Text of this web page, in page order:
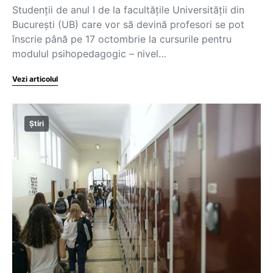
Studenții de anul I de la facultățile Universității din
București (UB) care vor să devină profesori se pot
înscrie până pe 17 octombrie la cursurile pentru
modulul psihopedagogic – nivel…
Vezi articolul
Știri